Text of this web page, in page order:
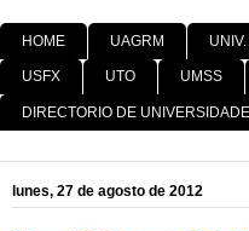
HOME UAGRM
USFX UTO UMSS
DIRECTORIO DE
lunes, 27 de agosto de 2012